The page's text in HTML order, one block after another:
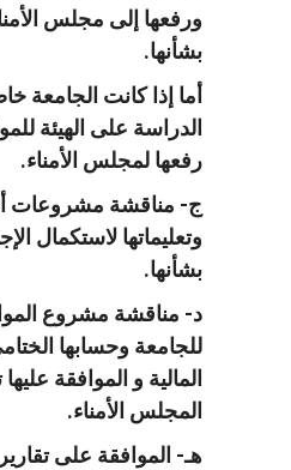
ورفعها إلى مجلس
بشأنها.
أما إذا كانت الجامعة
الدراسة على الهيئة
رفعها لمجلس الأمناء.
ج- مناقشة مشروعات
وتعليماتها لاستكمال
بشأنها.
د- مناقشة مشروع
للجامعة وحسابها
المالية و الموافقة
المجلس الأمناء.
هـ- الموافقة على